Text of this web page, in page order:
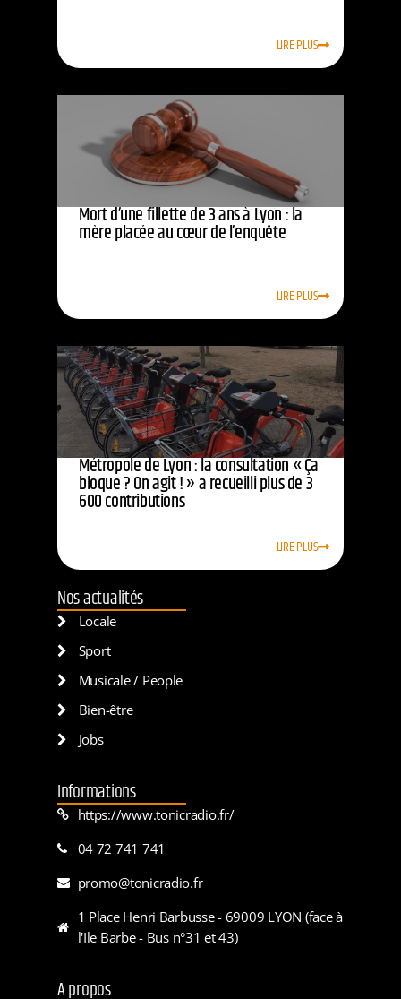
LIRE PLUS
Mort d’une fillette de 3 ans à Lyon : la
mère placée au cœur de l’enquête
LIRE PLUS
Métropole de Lyon : la consultation « Ça
bloque ? On agit ! » a recueilli plus de 3
600 contributions
LIRE PLUS
Nos actualités
Locale
Sport
Musicale / People
Bien-être
Jobs
Informations
https://www.tonicradio.fr/
04 72 741 741
promo@tonicradio.fr
1 Place Henri Barbusse - 69009 LYON (face à
l'Ile Barbe - Bus n°31 et 43)
A propos